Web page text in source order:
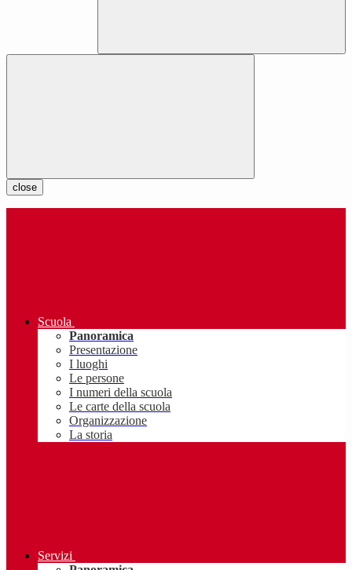
close
Scuola
Panoramica
Presentazione
I luoghi
Le persone
I numeri della scuola
Le carte della scuola
Organizzazione
La storia
Servizi